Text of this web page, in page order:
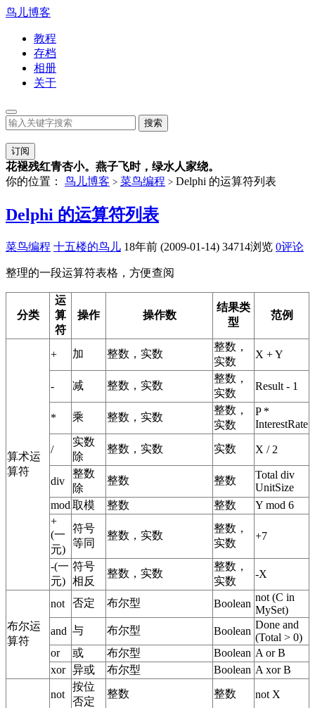
鸟儿博客
教程
存档
相册
关于
订阅
花褪残红青杏小。燕子飞时，绿水人家绕。
你的位置： 鸟儿博客 > 菜鸟编程 > Delphi 的运算符列表
Delphi 的运算符列表
菜鸟编程 十五楼的鸟儿 18年前 (2009-01-14) 34714浏览 0评论
整理的一段运算符表格，方便查阅
分类
运
算
符
操作 操作数
结果类
型
范例
算术运
算符
+ 加 整数，实数
整数，
实数
X + Y
- 减 整数，实数
整数，
实数
Result - 1
* 乘 整数，实数
整数，
实数
P *
InterestRate
/
实数
除
整数，实数 实数 X / 2
div
整数
除
整数 整数
Total div
UnitSize
mod 取模 整数 整数
Y mod 6
+
(一
元)
符号
等同
整数，实数
整数，
实数
+7
-(一
元)
符号
相反
整数，实数
整数，
实数
-X
布尔运
算符
not 否定 布尔型 Boolean
not (C in
MySet)
and 与 布尔型 Boolean
Done and
(Total > 0)
or
或 布尔型 Boolean A or B
xor 异或 布尔型 Boolean A xor B
not
按位
否定
整数 整数 not X